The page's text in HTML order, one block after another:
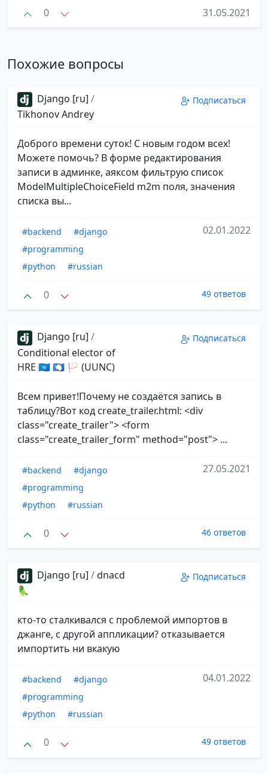
0 31.05.2021
Похожие вопросы
Django [ru] /
Tikhonov Andrey
Подписаться
Доброго времени суток! С новым годом всех!
Можете помочь? В форме редактирования
записи в админке, аяксом фильтрую список
ModelMultipleChoiceField m2m поля, значения
списка вы...
#backend
#django
#programming
#python
#russian
02.01.2022
0 49 ответов
Django [ru] /
Conditional elector of
HRE 🇺🇳 🇦🇶 🏳 (UUNC)
Подписаться
Всем привет!Почему не создаётся запись в
таблицу?Вот код create_trailer.html: <div
class="create_trailer"> <form
class="create_trailer_form" method="post"> ...
#backend
#django
#programming
#python
#russian
27.05.2021
0 46 ответов
Django [ru] /dnacd
🦜
Подписаться
кто-то сталкивался с проблемой импортов в
джанге, с другой аппликации? отказывается
импортить ни вкакую
#backend
#django
#programming
#python
#russian
04.01.2022
0 49 ответов